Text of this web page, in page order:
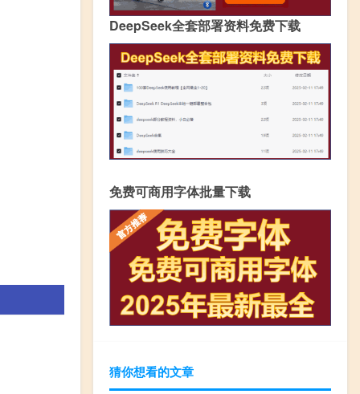
DeepSeek全套部署资料免费下载
免费可商用字体批量下载
猜你想看的文章